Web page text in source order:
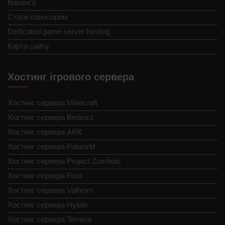
Вакансії
Стати спонсором
Dedicated game server hosting
Карта сайту
Хостинг ігрового сервера
Хостинг сервера Minecraft
Хостинг сервера Bedrock
Хостинг сервера ARK
Хостинг сервера Palworld
Хостинг сервера Project Zomboid
Хостинг сервера Rust
Хостинг сервера Valheim
Хостинг сервера Hytale
Хостинг сервера Terraria